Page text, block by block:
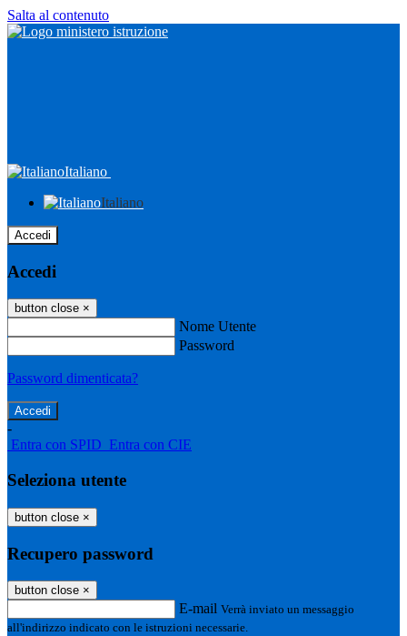
Salta al contenuto
Italiano
Italiano
Accedi
Accedi
button close ×
Nome Utente
Password
Password dimenticata?
-
Entra con SPID Entra con CIE
Seleziona utente
button close ×
Recupero password
button close ×
E-mail Verrà inviato un messaggio
all'indirizzo indicato con le istruzioni necessarie.